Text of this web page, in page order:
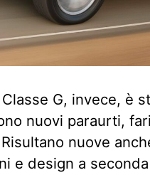
G, invece, è
nuovi paraurti,
nuove
e design a